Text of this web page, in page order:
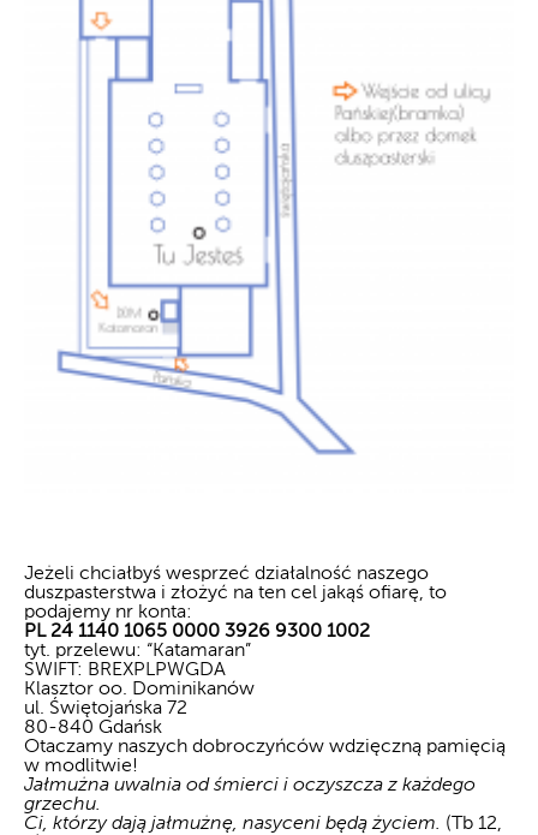
Jeżeli chciałbyś wesprzeć działalność naszego
duszpasterstwa i złożyć na ten cel jakąś ofiarę, to
podajemy nr konta:
PL 24 1140 1065 0000 3926 9300 1002
tyt. przelewu: “Katamaran”
SWIFT: BREXPLPWGDA
Klasztor oo. Dominikanów
ul. Świętojańska 72
80-840 Gdańsk
Otaczamy naszych dobroczyńców wdzięczną pamięcią
w modlitwie!
Jałmużna uwalnia od śmierci i oczyszcza z każdego
grzechu.
Ci, którzy dają jałmużnę, nasyceni będą życiem. (Tb 12,